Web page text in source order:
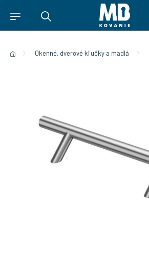
Okenné, dverové kľučky a madlá